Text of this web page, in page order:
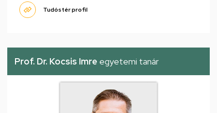
Tudóstér profil
Prof. Dr. Kocsis Imre egyetemi tanár